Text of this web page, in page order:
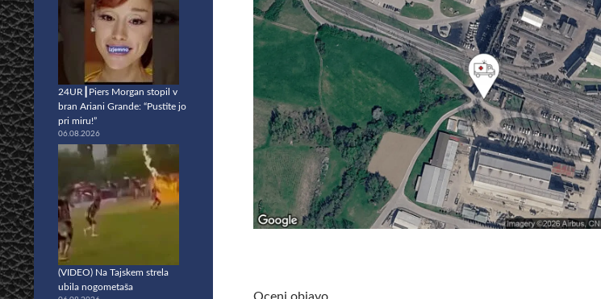
Oceni objavo
24UR┃Piers Morgan stopil v
bran Ariani Grande: “Pustite jo
pri miru!”
06.08.2026
(VIDEO) Na Tajskem strela
ubila nogometaša